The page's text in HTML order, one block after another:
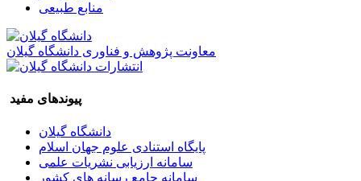
منابع طبیعی
معاونت پژوهش و فناوری دانشگاه گیلان
پیوندهای مفید
دانشگاه گیلان
پایگاه استنادی علوم جهان اسلام
سامانه ارزیابی نشریات علمی
سامانه جامع رسانه های کشور